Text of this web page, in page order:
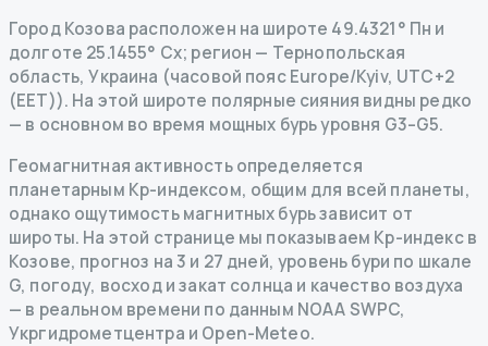
Город Козова расположен на широте 49.4321° Пн и
долготе 25.1455° Сх; регион — Тернопольская
область, Украина (часовой пояс Europe/Kyiv, UTC+2
(EET)). На этой широте полярные сияния видны редко
— в основном во время мощных бурь уровня G3–G5.
Геомагнитная активность определяется
планетарным Kp-индексом, общим для всей планеты,
однако ощутимость магнитных бурь зависит от
широты. На этой странице мы показываем Kp-индекс в
Козове, прогноз на 3 и 27 дней, уровень бури по шкале
G, погоду, восход и закат солнца и качество воздуха
— в реальном времени по данным NOAA SWPC,
Укргидрометцентра и Open-Meteo.